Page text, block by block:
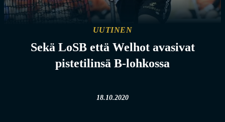
UUTINEN
Sekä LoSB että Welhot avasivat
pistetilinsä B-lohkossa
18.10.2020